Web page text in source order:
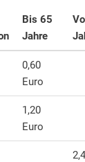
Bis 65
Jahre
0,60
Euro
1,20
Euro